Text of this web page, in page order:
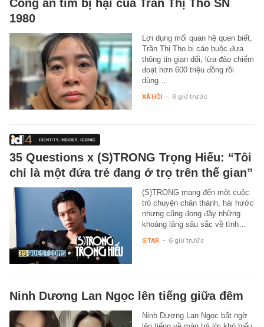
Công an tìm bị hại của Trần Thị Tho SN
1980
Lợi dụng mối quan hệ quen biết,
Trần Thị Tho bị cáo buộc đưa
thông tin gian dối, lừa đảo chiếm
đoạt hơn 600 triệu đồng rồi
dùng…
XÃ HỘI - 6 giờ trước
35 Questions x (S)TRONG Trọng Hiếu: “Tôi
chỉ là một đứa trẻ đang ở trọ trên thế gian”
(S)TRONG mang đến một cuộc
trò chuyện chân thành, hài hước
nhưng cũng đong đầy những
khoảng lặng sâu sắc về tình…
STAR - 6 giờ trước
Ninh Dương Lan Ngọc lên tiếng giữa đêm
Ninh Dương Lan Ngọc bất ngờ